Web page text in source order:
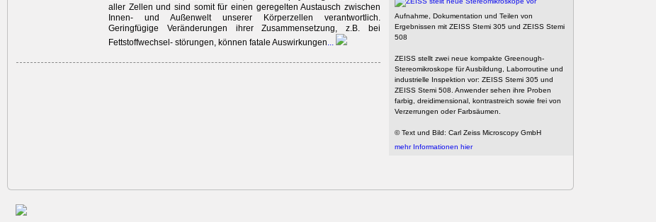
aller Zellen und sind ­somit für einen geregelten Austausch zwischen
Innen- und Außenwelt unserer Körperzellen verantwortlich.
Geringfügige Veränderungen ihrer Zusammensetzung, z.B. bei
Fettstoffwechsel- störungen, können fatale Auswirkungen...
Aufnahme, Dokumentation und Teilen von
Ergebnissen mit ZEISS Stemi 305 und ZEISS Stemi
508
ZEISS stellt zwei neue kompakte Greenough-
Stereomikroskope für Ausbildung, Laborroutine und
industrielle Inspektion vor: ZEISS Stemi 305 und
ZEISS Stemi 508. Anwender sehen ihre Proben
farbig, dreidimensional, kontrastreich sowie frei von
Verzerrungen oder Farbsäumen.
© Text und Bild: Carl Zeiss Microscopy GmbH
mehr Informationen hier